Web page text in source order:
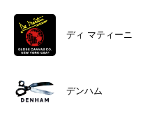
ディ マティーニ
デンハム